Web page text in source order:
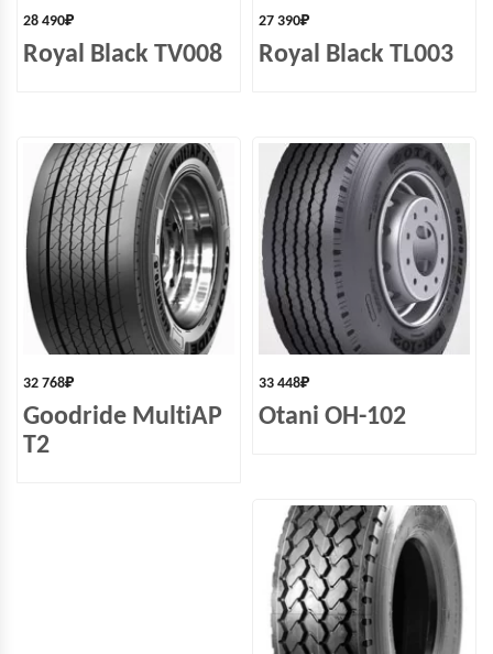
28 490₽
Royal Black TV008
27 390₽
Royal Black TL003
32 768₽
Goodride MultiAP
T2
33 448₽
Otani OH-102